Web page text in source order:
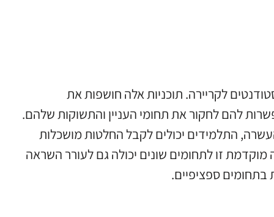
לקריירה. תוכניות אלה חושפות את
להם לחקור את תחומי העניין והתשוקות שלהם.
התלמידים יכולים לקבל החלטות מושכלות
מוקדמת זו לתחומים שונים יכולה גם לעורר השראה
ספציפיים.